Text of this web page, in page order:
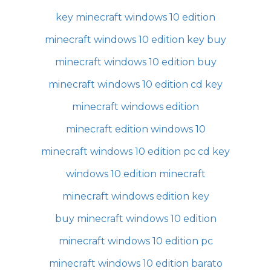
key minecraft windows 10 edition
minecraft windows 10 edition key buy
minecraft windows 10 edition buy
minecraft windows 10 edition cd key
minecraft windows edition
minecraft edition windows 10
minecraft windows 10 edition pc cd key
windows 10 edition minecraft
minecraft windows edition key
buy minecraft windows 10 edition
minecraft windows 10 edition pc
minecraft windows 10 edition barato